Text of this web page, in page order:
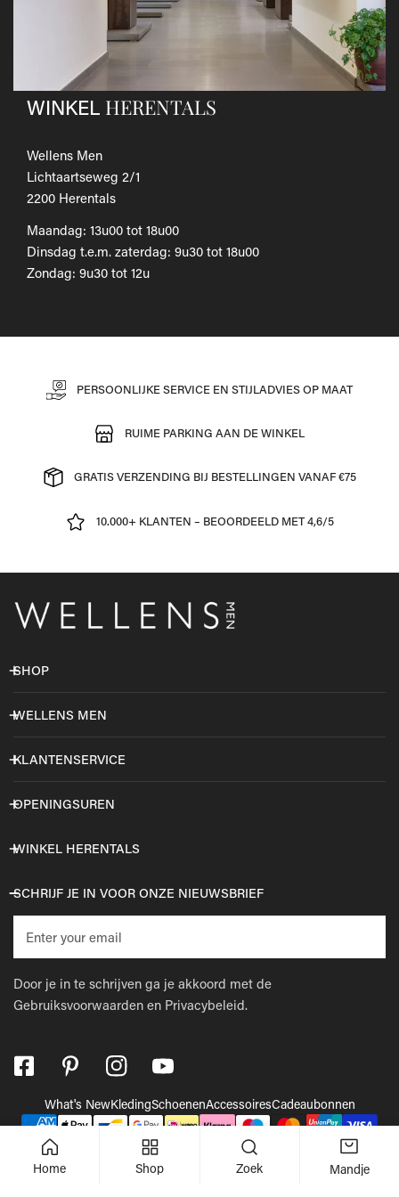
Als je het wilt omruilen voor een ander artikel, dien je een
nieuwe bestelling te plaatsen.
Voor onze uitgebreide beleid betreffende verzenden en
retourneren, raadpleeg onze Veelgestelde vragen
WINKEL HERENTALS
Wellens Men
Lichtaartseweg 2/1
2200 Herentals
Maandag: 13u00 tot 18u00
Dinsdag t.e.m. zaterdag: 9u30 tot 18u00
Zondag: 9u30 tot 12u
PERSOONLIJKE SERVICE EN STIJLADVIES OP MAAT
RUIME PARKING AAN DE WINKEL
GRATIS VERZENDING BIJ BESTELLINGEN VANAF €75
10.000+ KLANTEN – BEOORDEELD MET 4,6/5
SHOP
WELLENS MEN
KLANTENSERVICE
OPENINGSUREN
WINKEL HERENTALS
SCHRIJF JE IN VOOR ONZE NIEUWSBRIEF
mail
Door je in te schrijven ga je akkoord met de
Gebruiksvoorwaarden en Privacybeleid.
© 2026, Powered by Shopify
What's NewKledingSchoenenAccessoiresCadeaubonnen
Betaalmethodes
Home Shop Zoek Mandje